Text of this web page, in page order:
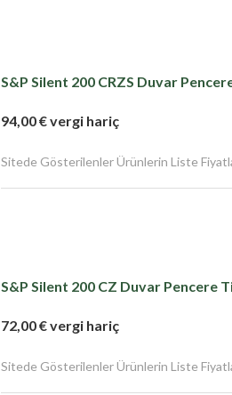
S&P Silent 200 CRZS Duvar
94,00 € vergi hariç
Sitede Gösterilenler Ürünlerin Liste
S&P Silent 200 CZ Duvar Pencere
72,00 € vergi hariç
Sitede Gösterilenler Ürünlerin Liste